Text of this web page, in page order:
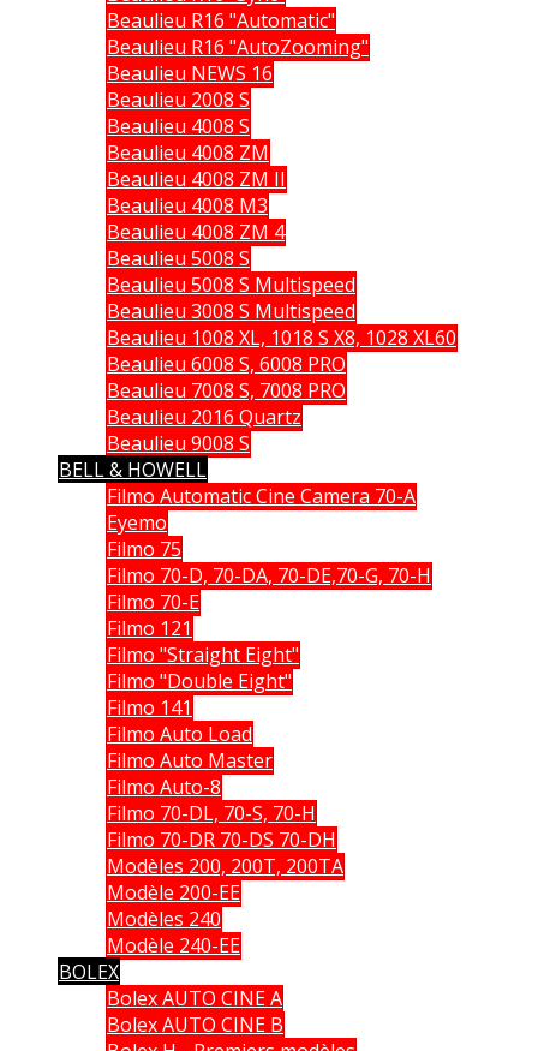
Beaulieu R16 "Automatic"
Beaulieu R16 "AutoZooming"
Beaulieu NEWS 16
Beaulieu 2008 S
Beaulieu 4008 S
Beaulieu 4008 ZM
Beaulieu 4008 ZM II
Beaulieu 4008 M3
Beaulieu 4008 ZM 4
Beaulieu 5008 S
Beaulieu 5008 S Multispeed
Beaulieu 3008 S Multispeed
Beaulieu 1008 XL, 1018 S X8, 1028 XL60
Beaulieu 6008 S, 6008 PRO
Beaulieu 7008 S, 7008 PRO
Beaulieu 2016 Quartz
Beaulieu 9008 S
BELL & HOWELL
Filmo Automatic Cine Camera 70-A
Eyemo
Filmo 75
Filmo 70-D, 70-DA, 70-DE,70-G, 70-H
Filmo 70-E
Filmo 121
Filmo "Straight Eight"
Filmo "Double Eight"
Filmo 141
Filmo Auto Load
Filmo Auto Master
Filmo Auto-8
Filmo 70-DL, 70-S, 70-H
Filmo 70-DR 70-DS 70-DH
Modèles 200, 200T, 200TA
Modèle 200-EE
Modèles 240
Modèle 240-EE
BOLEX
Bolex AUTO CINE A
Bolex AUTO CINE B